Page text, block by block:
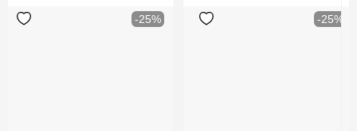
-25% -25%